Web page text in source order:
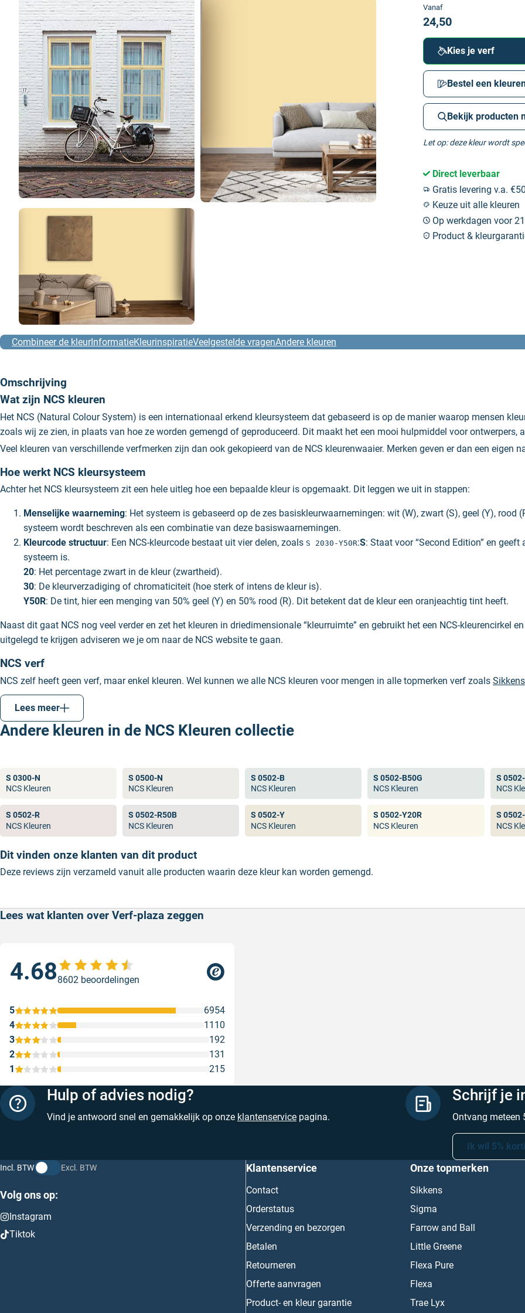
Vanaf
24,50
Kies je verf
Bestel een
Bekijk producten
Let op: deze kleur wordt
Direct leverbaar
Gratis levering v.a.
Keuze uit alle kleuren
Op werkdagen voor
Product &
Combineer de kleurInformatieKleurinspiratieVeelgestelde vragenAndere kleuren
Omschrijving
Wat zijn NCS kleuren
Het NCS (Natural Colour System) is een internationaal erkend kleursysteem dat gebaseerd is op de manier waarop mensen
zoals wij ze zien, in plaats van hoe ze worden gemengd of geproduceerd. Dit maakt het een mooi hulpmiddel voor ontwerpers,
Veel kleuren van verschillende verfmerken zijn dan ook gekopieerd van de NCS kleurenwaaier. Merken geven er dan een eigen
Hoe werkt NCS kleursysteem
Achter het NCS kleursysteem zit een hele uitleg hoe een bepaalde kleur is opgemaakt. Dit leggen we uit in stappen:
Menselijke waarneming: Het systeem is gebaseerd op de zes basiskleurwaarnemingen: wit (W), zwart (S), geel (Y), rood
systeem wordt beschreven als een combinatie van deze basiswaarnemingen.
Kleurcode structuur: Een NCS-kleurcode bestaat uit vier delen, zoals S 2030-Y50R:S: Staat voor “Second Edition” en
systeem is.
20: Het percentage zwart in de kleur (zwartheid).
30: De kleurverzadiging of chromaticiteit (hoe sterk of intens de kleur is).
Y50R: De tint, hier een menging van 50% geel (Y) en 50% rood (R). Dit betekent dat de kleur een oranjeachtig tint heeft.
Naast dit gaat NCS nog veel verder en zet het kleuren in driedimensionale “kleurruimte” en gebruikt het een NCS-kleurencirkel
uitgelegd te krijgen adviseren we je om naar de NCS website te gaan.
NCS verf
NCS zelf heeft geen verf, maar enkel kleuren. Wel kunnen we alle NCS kleuren voor mengen in alle topmerken verf zoals Sikkens
mengen we onder officiële mengmachines met originele kleurpasta’s waardoor je altijd verzekerd bent van de juiste NCS kleur.
Het verschil tussen NCS en RAL
NCS enRAL zijn twee verschillende kleurensystemen en merken. Beide zijn wel enorm populair en worden naast de verfwereld
Een veel gestelde vraag is welke NCS kleur is RAL 9010? Het antwoord hierop is eenvoudig: NCS heeft geen RAL kleuren en dus
Lees meer
Andere kleuren in de NCS Kleuren collectie
S 0300-N
NCS Kleuren
S 0500-N
NCS Kleuren
S 0502-B
NCS Kleuren
S 0502-B50G
NCS Kleuren
S
NCS
S 0502-R
NCS Kleuren
S 0502-R50B
NCS Kleuren
S 0502-Y
NCS Kleuren
S 0502-Y20R
NCS Kleuren
S
NCS
Dit vinden onze klanten van dit product
Deze reviews zijn verzameld vanuit alle producten waarin deze kleur kan worden gemengd.
Lees wat klanten over Verf-plaza zeggen
4.688602 beoordelingen
1 215
2 131
3 192
4 1110
5 6954
Hulp of advies nodig?
Vind je antwoord snel en gemakkelijk op onze klantenservice pagina.
Schrijf je
Ontvang meteen
Ik wil 5%
Incl. BTW Excl. BTW
Volg ons op:
Instagram
Tiktok
Klantenservice
Contact
Orderstatus
Verzending en bezorgen
Betalen
Retourneren
Offerte aanvragen
Product- en kleur garantie
Onze topmerken
Sikkens
Sigma
Farrow and Ball
Little Greene
Flexa Pure
Flexa
Trae Lyx